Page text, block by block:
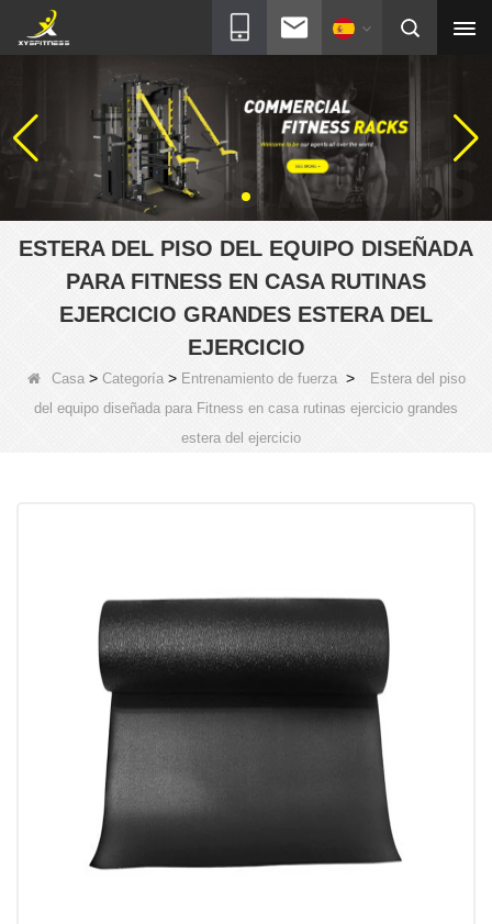
ESTERA DEL PISO DEL EQUIPO DISEÑADA
PARA FITNESS EN CASA RUTINAS
EJERCICIO GRANDES ESTERA DEL
EJERCICIO
Casa> Categoría> Entrenamiento de fuerza>
Estera del piso
del equipo diseñada para Fitness en casa rutinas ejercicio grandes
estera del ejercicio